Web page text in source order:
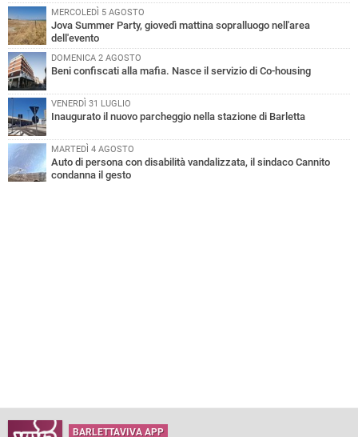
MERCOLEDÌ 5 AGOSTO
Jova Summer Party, giovedì mattina sopralluogo nell'area
dell'evento
DOMENICA 2 AGOSTO
Beni confiscati alla mafia. Nasce il servizio di Co-housing
VENERDÌ 31 LUGLIO
Inaugurato il nuovo parcheggio nella stazione di Barletta
MARTEDÌ 4 AGOSTO
Auto di persona con disabilità vandalizzata, il sindaco Cannito
condanna il gesto
BARLETTAVIVA APP